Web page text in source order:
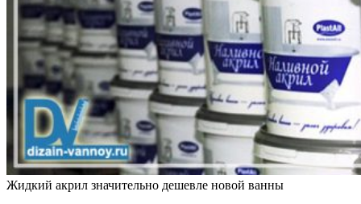
Жидкий акрил значительно дешевле новой ванны